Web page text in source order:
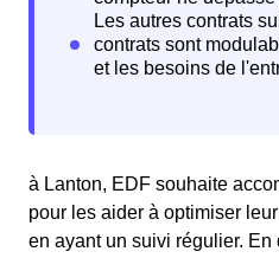
à Lanton, EDF souhaite
pour les aider à optimiser
en ayant un suivi régulier.